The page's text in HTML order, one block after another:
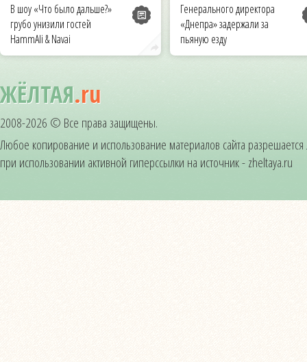
В шоу «Что было дальше?»
грубо унизили гостей
HammAli & Navai
Генерального директора
«Днепра» задержали за
пьяную езду
ЖЁЛТАЯ.ru
2008-2026 © Все права защищены.
Любое копирование и использование материалов сайта
при использовании активной гиперссылки на источник - zheltaya.ru